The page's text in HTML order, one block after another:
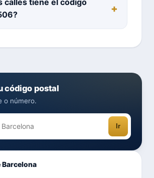
código postal
o número.
Ir
Barcelona